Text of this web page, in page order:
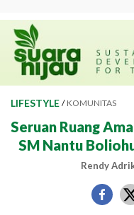
LIFESTYLE / KOMUNITAS
Seruan Ruang
SM Nantu
Rendy